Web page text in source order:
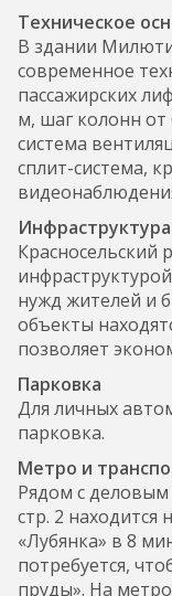
Техническое
В здании
современное
пассажирских
м, шаг колонн
система
сплит-система,
Инфраструктура
Красносельский
нужд жителей и
объекты
позволяет
Парковка
Для личных
парковка.
Метро и
Рядом с
стр. 2 находится
«Лубянка» в 8
потребуется,
пруды». На